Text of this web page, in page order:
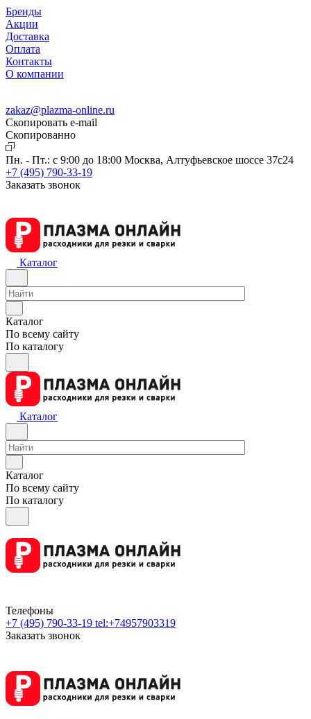
Бренды
Акции
Доставка
Оплата
Контакты
О компании
zakaz@plazma-online.ru
Скопировать e-mail
Cкопированно
Пн. - Пт.: с 9:00 до 18:00 Москва, Алтуфьевское шоссе 37с24
+7 (495) 790-33-19
Заказать звонок
Каталог
Каталог
По всему сайту
По каталогу
Каталог
Каталог
По всему сайту
По каталогу
Телефоны
+7 (495) 790-33-19 tel:+74957903319
Заказать звонок